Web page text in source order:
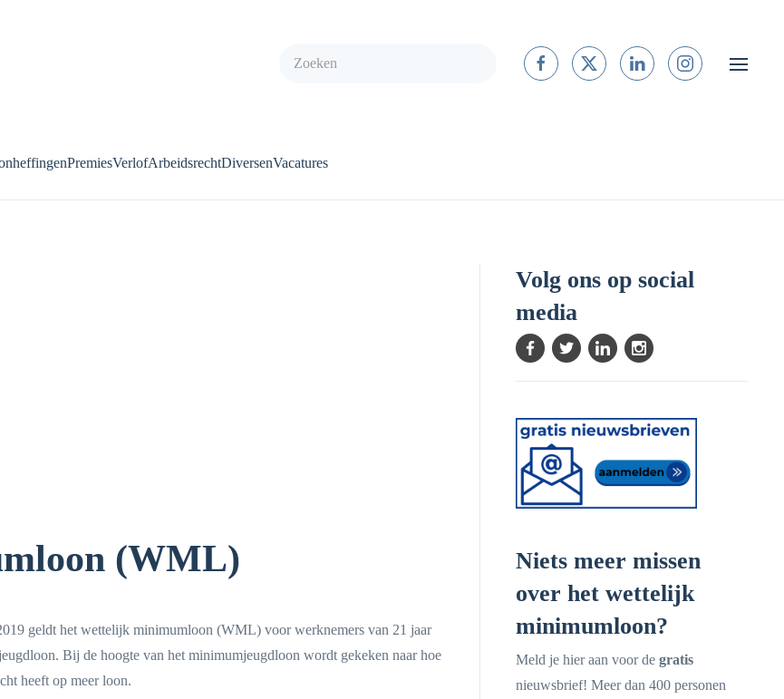
PremiesVerlofArbeidsrechtDiversenVacatures
(WML)
geldt het wettelijk minimumloon (WML) voor werknemers van 21 jaar
Bij de hoogte van het minimumjeugdloon wordt gekeken naar hoe
heeft op meer loon.
Volg ons op social
media
Niets meer missen
over het wettelijk
minimumloon?
Meld je hier aan voor de gratis
nieuwsbrief! Meer dan 400 personen